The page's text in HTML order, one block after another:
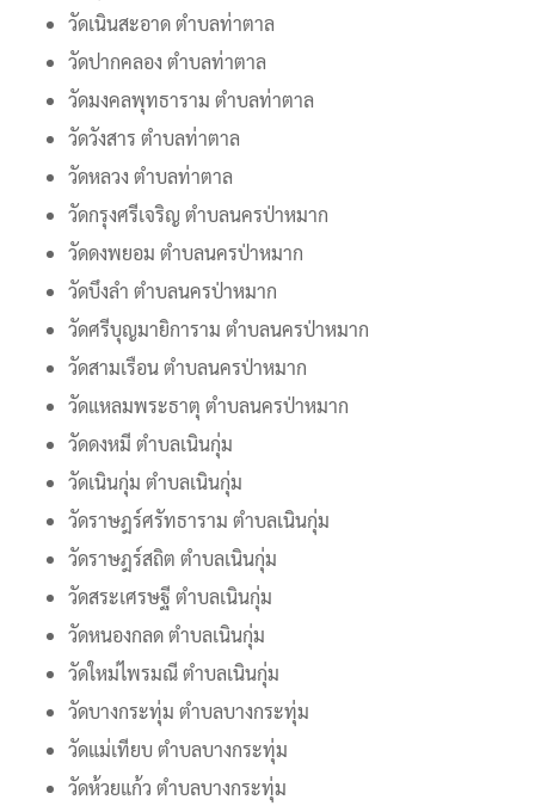
วัดเนินสะอาด ตำบลท่าตาล
วัดปากคลอง ตำบลท่าตาล
วัดมงคลพุทธาราม ตำบลท่าตาล
วัดวังสาร ตำบลท่าตาล
วัดหลวง ตำบลท่าตาล
วัดกรุงศรีเจริญ ตำบลนครป่าหมาก
วัดดงพยอม ตำบลนครป่าหมาก
วัดบึงลำ ตำบลนครป่าหมาก
วัดศรีบุญมายิการาม ตำบลนครป่าหมาก
วัดสามเรือน ตำบลนครป่าหมาก
วัดแหลมพระธาตุ ตำบลนครป่าหมาก
วัดดงหมี ตำบลเนินกุ่ม
วัดเนินกุ่ม ตำบลเนินกุ่ม
วัดราษฎร์ศรัทธาราม ตำบลเนินกุ่ม
วัดราษฎร์สถิต ตำบลเนินกุ่ม
วัดสระเศรษฐี ตำบลเนินกุ่ม
วัดหนองกลด ตำบลเนินกุ่ม
วัดใหม่ไพรมณี ตำบลเนินกุ่ม
วัดบางกระทุ่ม ตำบลบางกระทุ่ม
วัดแม่เทียบ ตำบลบางกระทุ่ม
วัดห้วยแก้ว ตำบลบางกระทุ่ม